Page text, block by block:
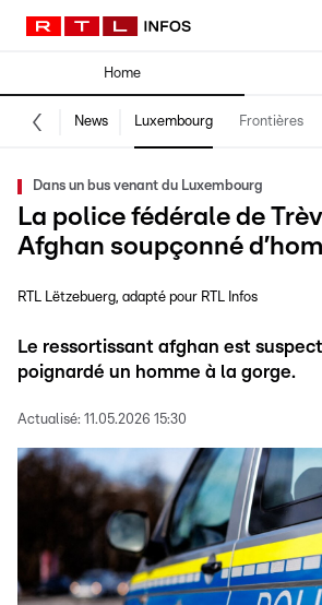
Home
News Luxembourg Frontières
Dans un bus venant du Luxembourg
La police fédérale de
Afghan soupçonné
RTL Lëtzebuerg adapté pour RTL Infos
Le ressortissant afghan est
poignardé un homme à la gorge.
Actualisé: 11.05.2026 15:30